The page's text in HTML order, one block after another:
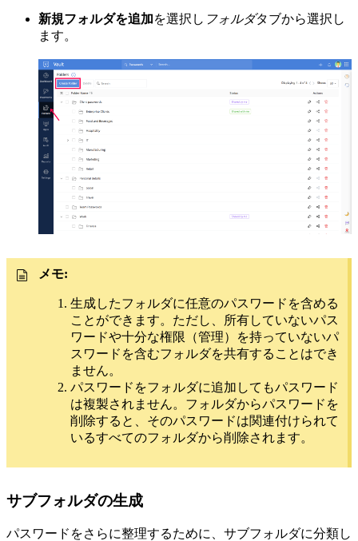
新規フォルダを追加を選択し フォルダタブから選択し
ます。
メモ:
生成したフォルダに任意のパスワードを含める
ことができます。ただし、所有していないパス
ワードや十分な権限（管理）を持っていないパ
スワードを含むフォルダを共有することはでき
ません。
パスワードをフォルダに追加してもパスワード
は複製されません。フォルダからパスワードを
削除すると、そのパスワードは関連付けられて
いるすべてのフォルダから削除されます。
サブフォルダの生成
パスワードをさらに整理するために、サブフォルダに分類し